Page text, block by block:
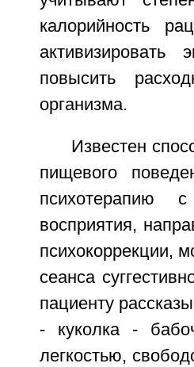
калорийность
повысить
организма.
Известен
пищевого
психотерапию
восприятия,
психокоррекции,
сеанса
пациенту
- куколка -
легкостью,